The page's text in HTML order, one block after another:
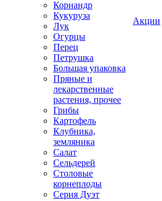
Кориандр
Кукуруза
Лук
Огурцы
Перец
Петрушка
Большая упаковка
Пряные и
лекарственные
растения, прочее
Грибы
Картофель
Клубника,
земляника
Салат
Сельдерей
Столовые
корнеплоды
Серия Дуэт
Акции